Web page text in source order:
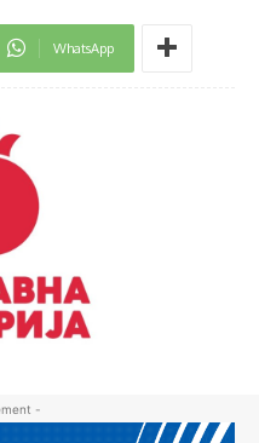
WhatsApp
-